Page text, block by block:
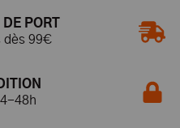
PORT
dès 99€
48h